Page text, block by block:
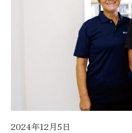
2024年12月5日